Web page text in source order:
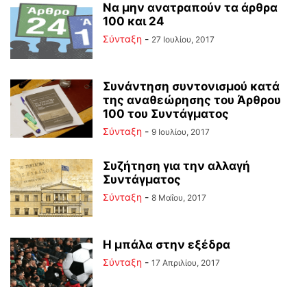
Να μην ανατραπούν τα άρθρα
100 και 24
Σύνταξη - 27 Ιουλίου, 2017
Συνάντηση συντονισμού κατά
της αναθεώρησης του Άρθρου
100 του Συντάγματος
Σύνταξη - 9 Ιουλίου, 2017
Συζήτηση για την αλλαγή
Συντάγματος
Σύνταξη - 8 Μαΐου, 2017
Η μπάλα στην εξέδρα
Σύνταξη - 17 Απριλίου, 2017